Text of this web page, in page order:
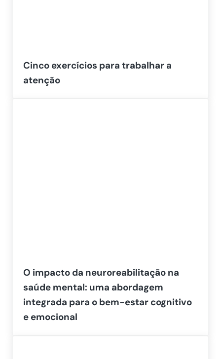
Cinco exercícios para trabalhar a
atenção
O impacto da neuroreabilitação na
saúde mental: uma abordagem
integrada para o bem-estar cognitivo
e emocional